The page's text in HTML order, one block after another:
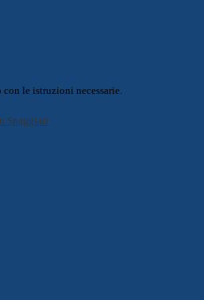
le istruzioni necessarie.
Spaggiari